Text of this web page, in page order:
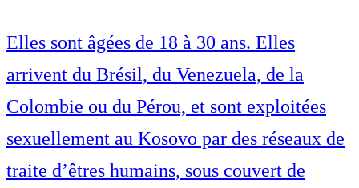
Elles sont âgées de 18 à 30 ans. Elles
arrivent du Brésil, du Venezuela, de la
Colombie ou du Pérou, et sont exploitées
sexuellement au Kosovo par des réseaux de
traite d’êtres humains, sous couvert de